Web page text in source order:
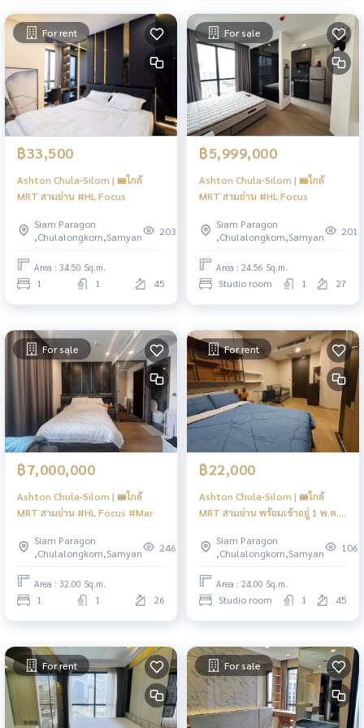
For rent
฿33,500
Ashton Chula-Silom | 🚝ใกล้
MRT สามย่าน #HL Focus
Siam Paragon
,Chulalongkorn,Samyan
203
Area : 34.50 Sq.m.
1 1 45
For sale
฿5,999,000
Ashton Chula-Silom | 🚝ใกล้
MRT สามย่าน #HL Focus
Siam Paragon
,Chulalongkorn,Samyan
201
Area : 24.56 Sq.m.
Studio room 1 27
For sale
฿7,000,000
Ashton Chula-Silom | 🚝ใกล้
MRT สามย่าน #HL Focus #Mar
Siam Paragon
,Chulalongkorn,Samyan
246
Area : 32.00 Sq.m.
1 1 26
For rent
฿22,000
Ashton Chula-Silom | 🚝ใกล้
MRT สามย่าน พร้อมเข้าอยู่ 1 พ.ค.
Siam Paragon
,Chulalongkorn,Samyan
106
Area : 24.00 Sq.m.
Studio room 1 45
For rent For sale